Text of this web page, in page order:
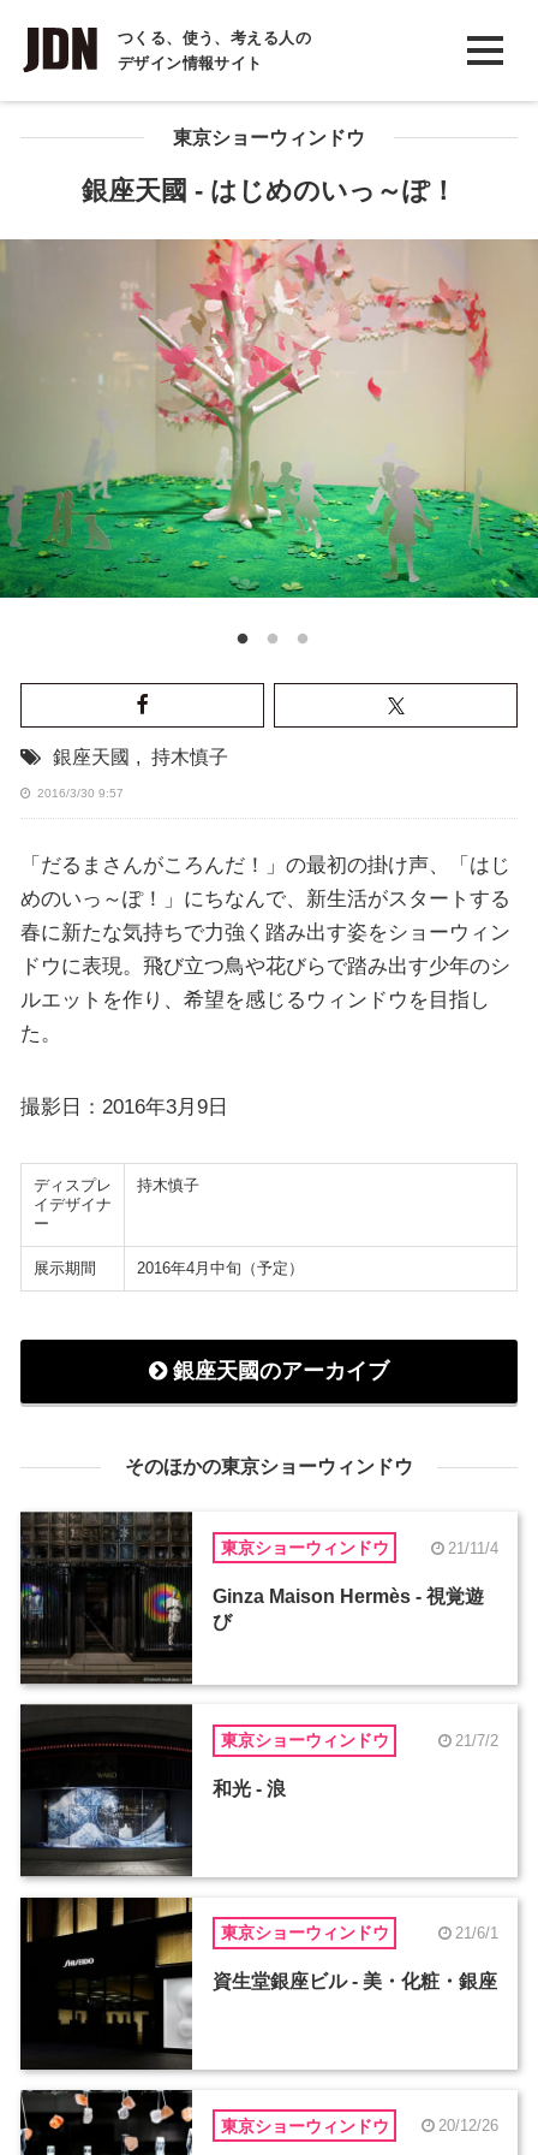
つくる、使う、考える人の
デザイン情報サイト
INTERVIEW
インタビュー
REPORT東京ショーウィンドウ
銀座天國 - はじめのいっ～ぽ！
銀座天國 , 持木慎子
2016/3/30 9:57
「だるまさんがころんだ！」の最初の掛け声、「はじ
めのいっ～ぽ！」にちなんで、新生活がスタートする
春に新たな気持ちで力強く踏み出す姿をショーウィン
ドウに表現。飛び立つ鳥や花びらで踏み出す少年のシ
ルエットを作り、希望を感じるウィンドウを目指し
た。
撮影日：2016年3月9日
ディスプレ
イデザイナ
ー
持木慎子
展示期間 2016年4月中旬（予定）
銀座天國のアーカイブ
そのほかの東京ショーウィンドウ
東京ショーウィンドウ 21/11/4
Ginza Maison Hermès - 視覚遊
び
東京ショーウィンドウ 21/7/2
和光 - 浪
東京ショーウィンドウ 21/6/1
資生堂銀座ビル - 美・化粧・銀座
東京ショーウィンドウ 20/12/26